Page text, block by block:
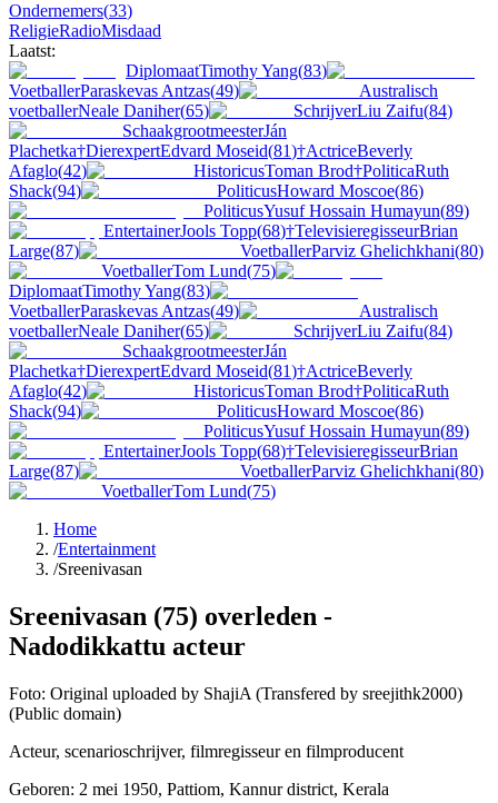
Ondernemers(33)
ReligieRadioMisdaad
Laatst:
DiplomaatTimothy Yang(83)
VoetballerParaskevas Antzas(49)
Australisch
voetballerNeale Daniher(65) SchrijverLiu Zaifu(84)
SchaakgrootmeesterJán
Plachetka†DierexpertEdvard Moseid(81)†ActriceBeverly
Afaglo(42) HistoricusToman Brod†PoliticaRuth
Shack(94) PoliticusHoward Moscoe(86)
PoliticusYusuf Hossain Humayun(89)
EntertainerJools Topp(68)†TelevisieregisseurBrian
Large(87) VoetballerParviz Ghelichkhani(80)
VoetballerTom Lund(75)
DiplomaatTimothy Yang(83)
VoetballerParaskevas Antzas(49)
Australisch
voetballerNeale Daniher(65) SchrijverLiu Zaifu(84)
SchaakgrootmeesterJán
Plachetka†DierexpertEdvard Moseid(81)†ActriceBeverly
Afaglo(42) HistoricusToman Brod†PoliticaRuth
Shack(94) PoliticusHoward Moscoe(86)
PoliticusYusuf Hossain Humayun(89)
EntertainerJools Topp(68)†TelevisieregisseurBrian
Large(87) VoetballerParviz Ghelichkhani(80)
VoetballerTom Lund(75)
Home
/Entertainment
/Sreenivasan
Sreenivasan (75) overleden -
Nadodikkattu acteur
Foto: Original uploaded by ShajiA (Transfered by sreejithk2000)
(Public domain)
Acteur, scenarioschrijver, filmregisseur en filmproducent
Geboren: 2 mei 1950, Pattiom, Kannur district, Kerala